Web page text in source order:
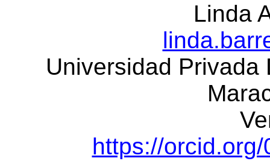
Linda
Universidad Privada
https://